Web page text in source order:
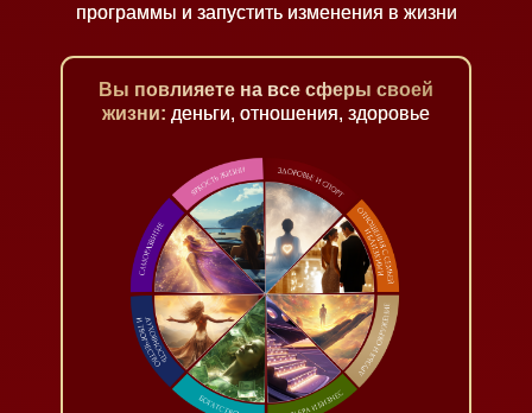
программы и запустить изменения в жизни
Вы повлияете на все сферы своей
жизни: деньги, отношения, здоровье